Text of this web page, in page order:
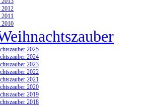
2012
2011
2010
2025
2024
2023
2022
2021
2020
2019
2018